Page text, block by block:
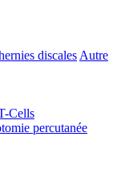
discales Autre
Cells
percutanée